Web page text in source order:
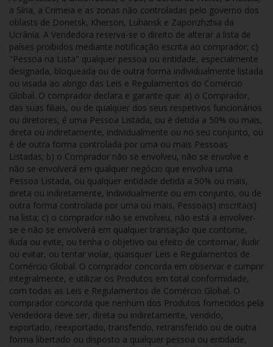
a Síria, a Crimeia e as zonas não controladas pelo governo dos
oblasts de Donetsk, Kherson, Luhansk e Zaporizhzhia da
Ucrânia. A Vendedora reserva-se o direito de alterar a lista de
países proibidos mediante notificação escrita ao comprador; c)
"Pessoa na Lista" qualquer pessoa ou entidade, especialmente
designada, bloqueada ou de outra forma individualmente listada
ou visada ao abrigo das Leis e Regulamentos do Comércio
Global. O comprador declara e garante que: a) o Comprador,
das suas filiais, ou de qualquer dos seus respetivos funcionários
ou diretores, é uma Pessoa Listada, ou é detida a 50% ou mais,
direta ou indiretamente, individualmente ou no seu conjunto, ou
é de outra forma controlada por uma ou mais Pessoas
Listadas; b) o Comprador não se envolveu, não se envolve e
não se envolverá em qualquer negócio que envolva uma
Pessoa Listada, ou qualquer entidade detida a 50% ou mais,
direta ou indiretamente, individualmente ou em conjunto, ou de
outra forma controlada por uma ou mais, Pessoa(s) inscrita(s)
na lista; c) o comprador não se envolveu, não está a envolver-
se e não se envolverá em qualquer transação que contorne,
iluda ou evite, ou tenha o objetivo ou efeito de contornar, iludir
ou evitar, ou tentar violar, quaisquer Leis e Regulamentos de
Comércio Global. O comprador concorda em observar e cumprir
integralmente, e utilizar os Produtos em total conformidade,
com todas as Leis e Regulamentos de Comércio Global. O
comprador concorda que nenhum dos Produtos fornecidos pela
Vendedora deve ser, direta ou indiretamente, vendido,
exportado, reexportado, transferido, retransferido ou de outra
forma libertado ou disposto a qualquer pessoa ou entidade,